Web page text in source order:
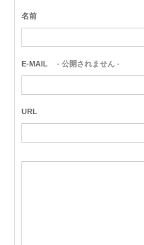
名前
E-MAIL - 公開されません -
URL